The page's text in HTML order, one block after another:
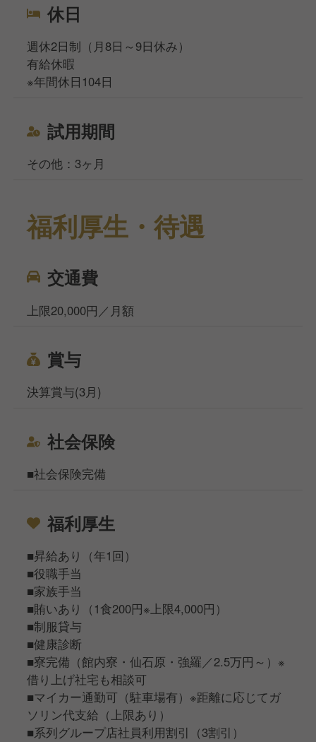
休日
週休2日制（月8日～9日休み）
有給休暇
※年間休日104日
試用期間
その他：3ヶ月
福利厚生・待遇
交通費
上限20,000円／月額
賞与
決算賞与(3月)
社会保険
■社会保険完備
福利厚生
■昇給あり（年1回）
■役職手当
■家族手当
■賄いあり（1食200円※上限4,000円）
■制服貸与
■健康診断
■寮完備（館内寮・仙石原・強羅／2.5万円～）※
借り上げ社宅も相談可
■マイカー通勤可（駐車場有）※距離に応じてガ
ソリン代支給（上限あり）
■系列グループ店社員利用割引（3割引）